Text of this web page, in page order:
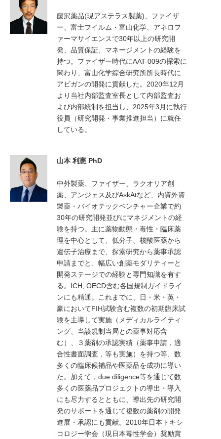
藤沢薬品(現アステラス製薬)、ファイザ
ー、富士フイルム・富山化学、アネロフ
ァーマサイエンスで30年以上の研究開
発、品質保証、マネージメントの経験を
持つ。ファイザー時代にAAT-009の探索に
関わり、富山化学綜合研究所所長時代に
アビガンの開発に貢献した。2020年12月
より当社内部監査室長として内部監査お
よび内部統制を担当し、2025年3月に執行
役員（研究開発・事業推進担当）に就任
している。
山本 利憲 PhD
中外製薬、ファイザー、ラクオリア創
薬、アンジェス及びAskAtなど、内資外資
製薬・バイオテックベンチャー企業で約
30年の研究開発並びにマネジメントの経
験を持つ。主に薬物動態・毒性・臨床薬
理を中心として、低分子、核酸医薬から
遺伝子治療まで、探索研究から薬事承認
申請までと、幅広い創薬モダリティーと
開発ステージでの経験と専門知識を有す
る。ICH, OECD含む各国規制ガイドライ
ンにも精通。これまでに、日・米・英・
豪においてFIH試験含む複数の初期臨床試
験を主導して実施（メディカルライティ
ング、当該規制当局との薬事対応含
む）、３薬剤の承認実績（薬事申請，適
合性書面調査，等も実施）を持つ等、数
多くの臨床候補品や医薬品を成功に導い
た。加えて，due diligence等を通じて数
多くの医薬品プロジェクトの導出・導入
にも尽力するとともに、導出先の研究開
発のサポートを通じて複数の薬剤の開発
進展・承認にも貢献。2010年日本トキシ
コロジー学会（現日本毒性学会）奨励賞